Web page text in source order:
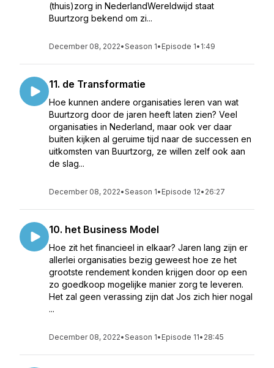
(thuis)zorg in NederlandWereldwijd staat
Buurtzorg bekend om zi...
December 08, 2022•Season 1• Episode 1• 1:49
11. de Transformatie
Hoe kunnen andere organisaties leren van wat
Buurtzorg door de jaren heeft laten zien? Veel
organisaties in Nederland, maar ook ver daar
buiten kijken al geruime tijd naar de successen en
uitkomsten van Buurtzorg, ze willen zelf ook aan
de slag...
December 08, 2022•Season 1• Episode 12• 26:27
10. het Business Model
Hoe zit het financieel in elkaar? Jaren lang zijn er
allerlei organisaties bezig geweest hoe ze het
grootste rendement konden krijgen door op een
zo goedkoop mogelijke manier zorg te leveren.
Het zal geen verassing zijn dat Jos zich hier nogal
...
December 08, 2022•Season 1• Episode 11• 28:45